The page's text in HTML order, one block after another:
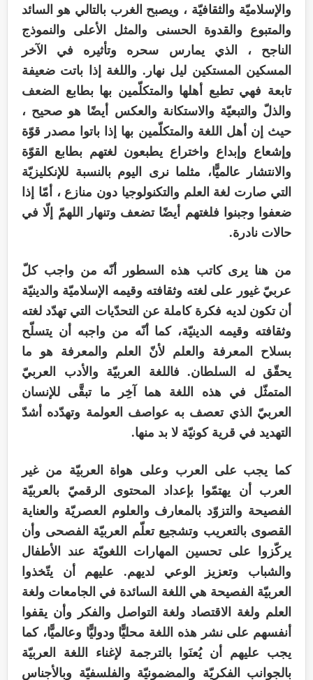
والإسلاميّة والثقافيّة ، ويصبح الغرب بالتالي هو السائد
والمتبوع والقدوة الحسنی والمثل الأعلی والنموذج
الناجح ، الذي یمارس سحره وتأثيره في الآخر
المسکين المستکين ليل نهار. واللغة إذا باتت ضعيفة
تابعة فهي تطبع أهلها والمتکلّمين بها بطابع الضعف
والذلّ والتبعيّة والاستکانة والعکس أيضًا هو صحيح ،
حيث إن أهل اللغة والمتکلّمين بها إذا باتوا مصدر قوّة
وإشعاع وإبداع واختراع يطبعون لغتهم بطابع القوّة
والانتشار عالميًّا، مثلما نری اليوم بالنسبة للإنکليزيّة
التي صارت لغة العلم والتکنولوجيا دون منازع ، أمّا إذا
ضعفوا وجبنوا فلغتهم أيضًا تضعف وتنهار اللهمّ إلّا في
حالات نادرة.
من هنا يری کاتب هذه السطور أنّه من واجب کلّ
عربيّ غيور علی لغته وثقافته وقيمه الإسلاميّة والدينيّة
أن تکون لديه فکرة کاملة عن التحدّيات التي تهدّد لغته
وثقافته وقیمه الدينيّة، کما أنّه من واجبه أن يتسلّح
بسلاح المعرفة والعلم لأنّ العلم والمعرفة هو ما
یحقّق له السلطان. فاللغة العربيّة والأدب العربيّ
المتمثّل في هذه اللغة هما آخِر ما تبقَّی للإنسان
العربيّ الذي تعصف به عواصف العولمة وتهدّده أشدّ
التهديد في قرية کونيّة لا بد منها.
کما یجب علی العرب وعلی هواة العربيّة من غير
العرب أن یهتمّوا بإعداد المحتوی الرقميّ بالعربيّة
الفصيحة والتزوّد بالمعارف والعلوم العصريّة والعناية
القصوی بالتعريب وتشجيع تعلّم العربيّة الفصحی وأن
یرکّزوا علی تحسين المهارات اللغويّة عند الأطفال
والشباب وتعزيز الوعي لديهم. علیهم أن یتّخذوا
العربيّة الفصيحة هي اللغة السائدة في الجامعات ولغة
العلم ولغة الاقتصاد ولغة التواصل والفکر وأن يقفوا
أنفسهم علی نشر هذه اللغة محليًّا ودوليًّا وعالميًّا، کما
یجب عليهم أن يُعنَوا بالترجمة لإغناء اللغة العربيّة
بالجوانب الفکريّة والمضمونيّة والفلسفيّة وبالأجناس